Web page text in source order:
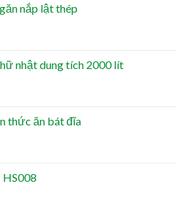
nắp lật thép
nhật dung tích 2000 lít
thức ăn bát đĩa
HS008